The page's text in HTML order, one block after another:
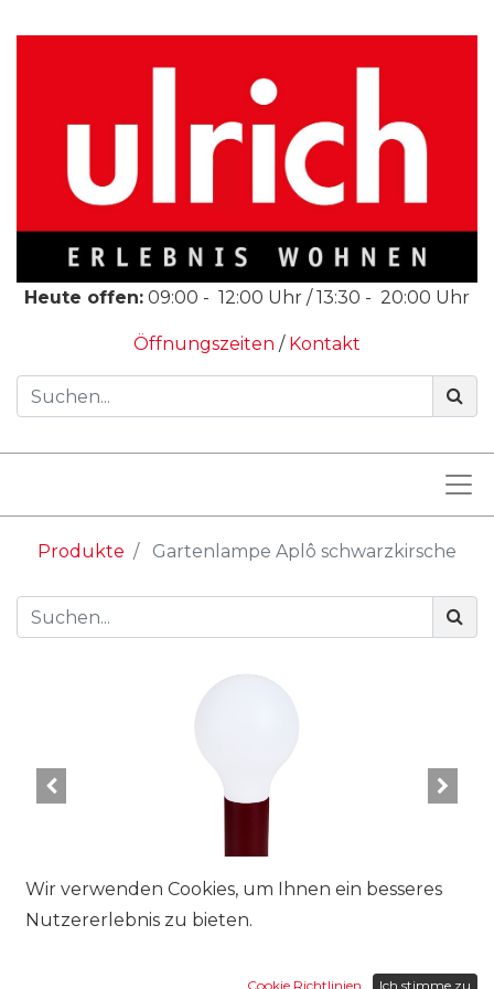
Heute offen: 09:00 - 12:00 Uhr /13:30 - 20:00 Uhr
Öffnungszeiten / Kontakt
Produkte Gartenlampe Aplô schwarzkirsche
Wir verwenden Cookies, um Ihnen ein besseres
Nutzererlebnis zu bieten.
Cookie Richtlinien Ich stimme zu